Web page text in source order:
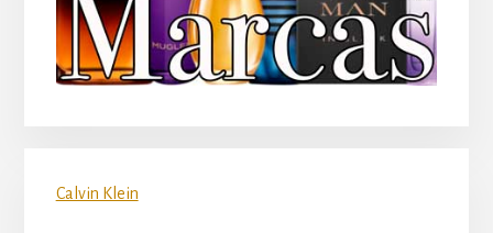
Calvin Klein